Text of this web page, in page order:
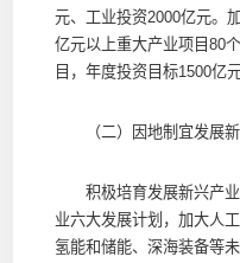
元、工业投资2000亿元。
亿元以上重大产业项目80
目，年度投资目标1500亿元
（二）因地制宜发展新
积极培育发展新兴产业
业六大发展计划，加大人
氢能和储能、深海装备等